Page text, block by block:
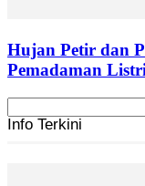
Hujan Petir dan
Pemadaman
Info Terkini